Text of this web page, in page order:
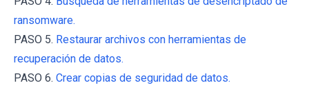
ransomware.
PASO 5. Restaurar archivos con herramientas de
recuperación de datos.
PASO 6. Crear copias de seguridad de datos.